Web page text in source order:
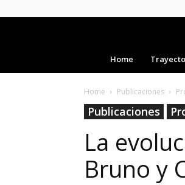
Home
Home Publicaciones
Publicaciones
La
Bruno y